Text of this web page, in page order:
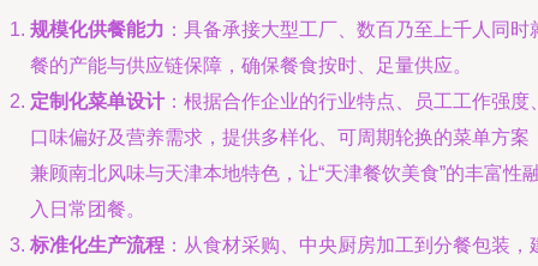
规模化供餐能力 ：具备承接大型工厂、数百乃至上千人同时
餐的产能与供应链保障，确保餐食按时、足量供应。
定制化菜单设计 ：根据合作企业的行业特点、员工工作强度
口味偏好及营养需求，提供多样化、可周期轮换的菜单方案
兼顾南北风味与天津本地特色，让“天津餐饮美食”的丰富性
入日常团餐。
标准化生产流程 ：从食材采购、中央厨房加工到分餐包装，